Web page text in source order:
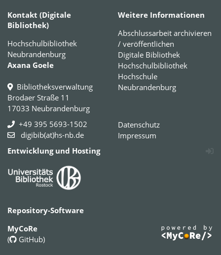
Kontakt (Digitale
Bibliothek)
Hochschulbibliothek
Neubrandenburg
Axana Goele
Bibliotheksverwaltung
Brodaer Straße 11
17033 Neubrandenburg
+49 395 5693-1502
digibib(at)hs-nb.de
Weitere Informationen
Abschlussarbeit archivieren
/ veröffentlichen
Digitale Bibliothek
Hochschulbibliothek
Hochschule
Neubrandenburg
Datenschutz
Impressum
Entwicklung und Hosting
Repository-Software
MyCoRe
(
GitHub)